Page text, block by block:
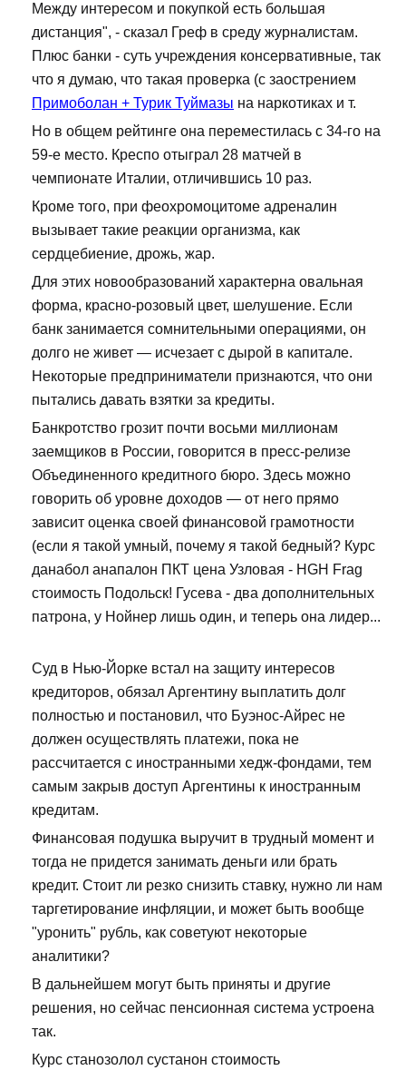
Между интересом и покупкой есть большая
дистанция", - сказал Греф в среду журналистам.
Плюс банки - суть учреждения консервативные, так
что я думаю, что такая проверка (с заострением
Примоболан + Турик Туймазы на наркотиках и т.
Но в общем рейтинге она переместилась с 34-го на
59-е место. Креспо отыграл 28 матчей в
чемпионате Италии, отличившись 10 раз.
Кроме того, при феохромоцитоме адреналин
вызывает такие реакции организма, как
сердцебиение, дрожь, жар.
Для этих новообразований характерна овальная
форма, красно-розовый цвет, шелушение. Если
банк занимается сомнительными операциями, он
долго не живет — исчезает с дырой в капитале.
Некоторые предприниматели признаются, что они
пытались давать взятки за кредиты.
Банкротство грозит почти восьми миллионам
заемщиков в России, говорится в пресс-релизе
Объединенного кредитного бюро. Здесь можно
говорить об уровне доходов — от него прямо
зависит оценка своей финансовой грамотности
(если я такой умный, почему я такой бедный? Курс
данабол анапалон ПКТ цена Узловая - HGH Frag
стоимость Подольск! Гусева - два дополнительных
патрона, у Нойнер лишь один, и теперь она лидер...
Суд в Нью-Йорке встал на защиту интересов
кредиторов, обязал Аргентину выплатить долг
полностью и постановил, что Буэнос-Айрес не
должен осуществлять платежи, пока не
рассчитается с иностранными хедж-фондами, тем
самым закрыв доступ Аргентины к иностранным
кредитам.
Финансовая подушка выручит в трудный момент и
тогда не придется занимать деньги или брать
кредит. Стоит ли резко снизить ставку, нужно ли нам
таргетирование инфляции, и может быть вообще
"уронить" рубль, как советуют некоторые
аналитики?
В дальнейшем могут быть приняты и другие
решения, но сейчас пенсионная система устроена
так.
Курс станозолол сустанон стоимость